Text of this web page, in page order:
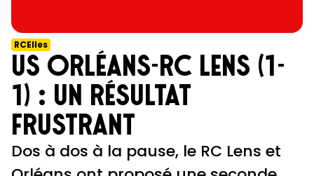
RCElles
US Orléans-RC Lens (1-
1) : un résultat
frustrant
Dos à dos à la pause, le RC Lens et